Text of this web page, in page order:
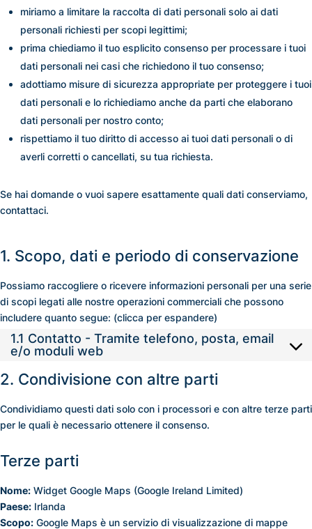
miriamo a limitare la raccolta di dati personali solo ai dati
personali richiesti per scopi legittimi;
prima chiediamo il tuo esplicito consenso per processare i tuoi
dati personali nei casi che richiedono il tuo consenso;
adottiamo misure di sicurezza appropriate per proteggere i tuoi
dati personali e lo richiediamo anche da parti che elaborano
dati personali per nostro conto;
rispettiamo il tuo diritto di accesso ai tuoi dati personali o di
averli corretti o cancellati, su tua richiesta.
Se hai domande o vuoi sapere esattamente quali dati conserviamo,
contattaci.
1. Scopo, dati e periodo di conservazione
Possiamo raccogliere o ricevere informazioni personali per una serie
di scopi legati alle nostre operazioni commerciali che possono
includere quanto segue: (clicca per espandere)
1.1 Contatto - Tramite telefono, posta, email
e/o moduli web
2. Condivisione con altre parti
Condividiamo questi dati solo con i processori e con altre terze parti
per le quali è necessario ottenere il consenso.
Terze parti
Nome: Widget Google Maps (Google Ireland Limited)
Paese: Irlanda
Scopo: Google Maps è un servizio di visualizzazione di mappe